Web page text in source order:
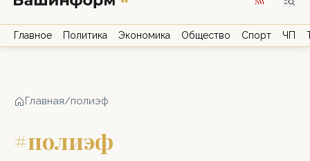
Главное Политика Экономика Общество Спорт ЧП
Главная/полиэф
#полиэф